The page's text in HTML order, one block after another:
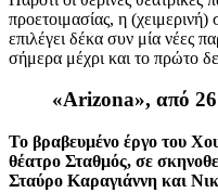
προετοιμασίας, η (χειμερινή)
επιλέγει δέκα συν μία νέες
σήμερα μέχρι και το πρώτο
«Arizona», από
Το βραβευμένο έργο του
θέατρο Σταθμός, σε
Σταύρο Καραγιάννη και